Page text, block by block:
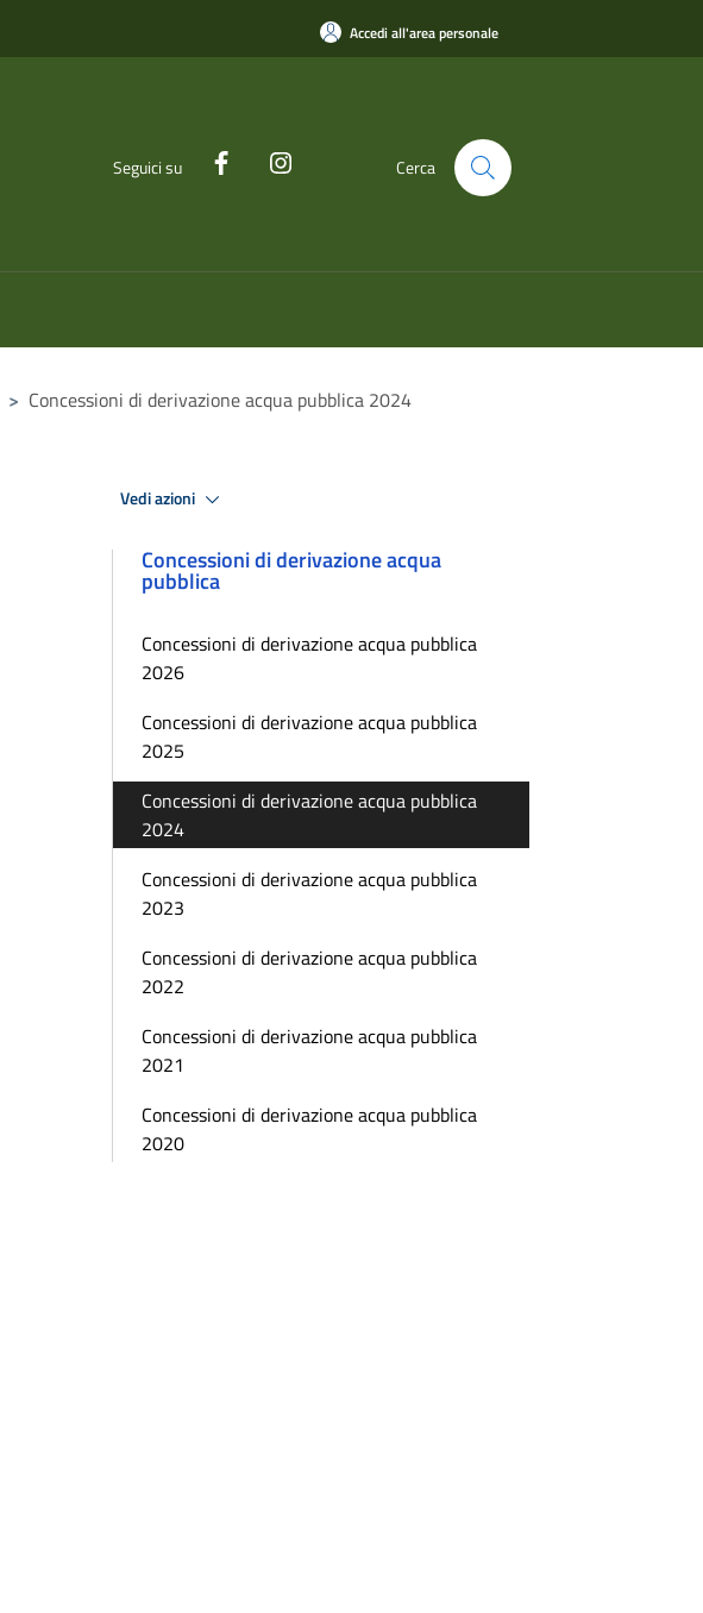
Accedi all'area personale
Seguici su Cerca
> Concessioni di derivazione acqua pubblica 2024
Vedi azioni
Concessioni di derivazione acqua
pubblica
Concessioni di derivazione acqua pubblica
2026
Concessioni di derivazione acqua pubblica
2025
Concessioni di derivazione acqua pubblica
2024
Concessioni di derivazione acqua pubblica
2023
Concessioni di derivazione acqua pubblica
2022
Concessioni di derivazione acqua pubblica
2021
Concessioni di derivazione acqua pubblica
2020